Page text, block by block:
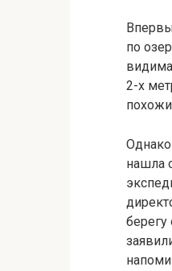
по
2-х
Однако
нашла